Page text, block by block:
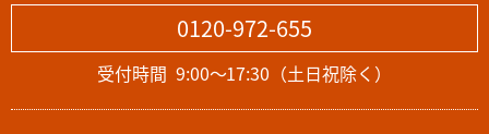
0120-972-655
受付時間 9:00～17:30（土日祝除く）